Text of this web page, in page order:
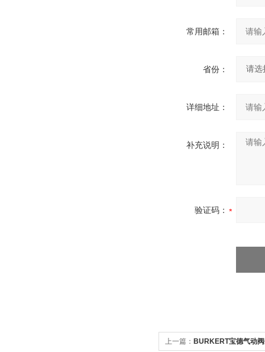
常用邮箱：
省份：
详细地址：
补充说明：
验证码：
上一篇： BURKERT宝德气动